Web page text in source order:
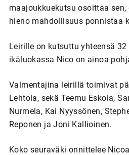
maajoukkuekutsu osoittaa
hieno mahdollisuus ponnistaa
Leirille on kutsuttu yhteensä
ikäluokassa Nico on ainoa
Valmentajina leirillä toimivat
Lehtola, sekä Teemu Eskola,
Nurmela, Kai Nyyssönen,
Reponen ja Joni Kallioinen.
Koko seuraväki onnittelee